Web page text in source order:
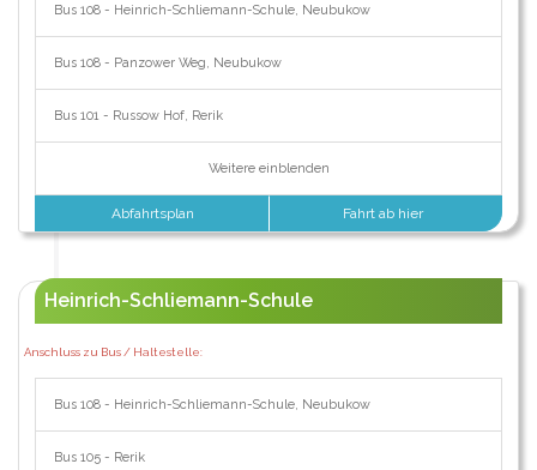
Bus 108 - Heinrich-Schliemann-Schule, Neubukow
Bus 108 - Panzower Weg, Neubukow
Bus 101 - Russow Hof, Rerik
Weitere einblenden
Abfahrtsplan Fahrt ab hier
Heinrich-Schliemann-Schule
Anschluss zu Bus / Haltestelle:
Bus 108 - Heinrich-Schliemann-Schule, Neubukow
Bus 105 - Rerik